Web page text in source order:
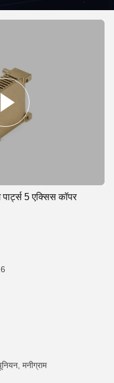
5 एक्सिस कॉपर
मनीग्राम